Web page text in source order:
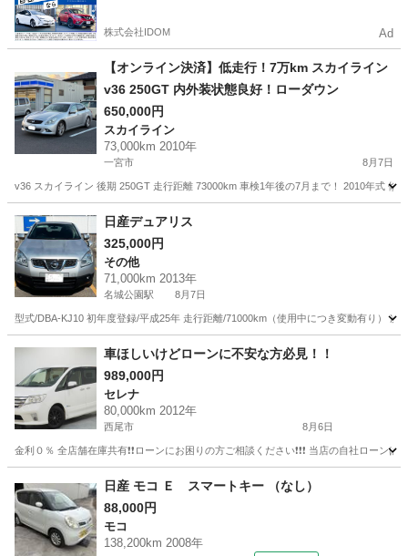
株式会社IDOM Ad
【オンライン決済】低走行！7万km スカイライン
v36 250GT 内外装状態良好！ローダウン
650,000円
スカイライン
73,000km 2010年
一宮市 8月7日
v36 スカイライン 後期 250GT 走行距離 73000km 車検1年後の7月まで！ 2010年式
愛知 一宮市 スカイライン
日産デュアリス
325,000円
その他
71,000km 2013年
名城公園駅 8月7日
型式/DBA-KJ10 初年度登録/平成25年 走行距離/71000km（使用中につき変動有り）
愛知 名古屋市 名城公園駅
車ほしいけどローンに不安な方必見！！
989,000円
セレナ
80,000km 2012年
西尾市 8月6日
金利０％ 全店舗在庫共有❗️❗️ローンにお困りの方ご相談ください❗️❗️❗️ 当店の自社ロ
セレナ ローン
日産 モコ Ｅ スマートキー （なし）
88,000円
モコ
138,200km 2008年